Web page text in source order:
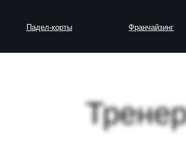
Франчайзинг
Падел-корты